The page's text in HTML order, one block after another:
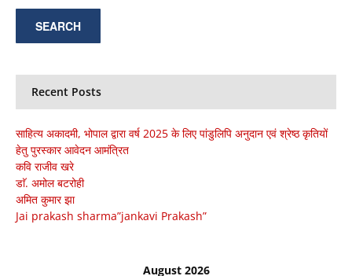
Recent Posts
साहित्य अकादमी, भोपाल द्वारा वर्ष 2025 के लिए पांडुलिपि अनुदान एवं श्रेष्ठ कृतियों
हेतु पुरस्कार आवेदन आमंत्रित
कवि राजीव खरे
डाॅ. अमोल बटरोही
अमित कुमार झा
Jai prakash sharma”jankavi Prakash”
August 2026